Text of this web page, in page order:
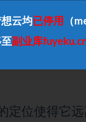
仅仅被视为
点，一个
位使得它
云均 已停用
（
副业库